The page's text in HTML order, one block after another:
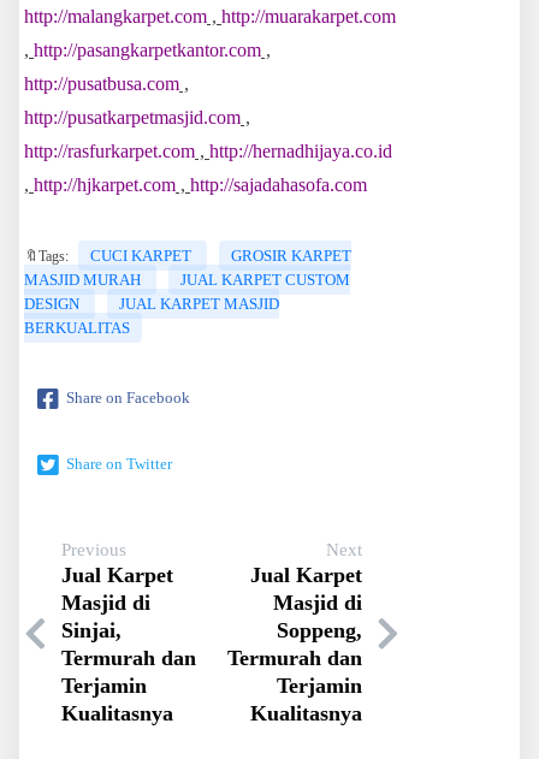
http://malangkarpet.com , http://muarakarpet.com
, http://pasangkarpetkantor.com ,
http://pusatbusa.com ,
http://pusatkarpetmasjid.com ,
http://rasfurkarpet.com , http://hernadhijaya.co.id
, http://hjkarpet.com , http://sajadahasofa.com
🔖Tags: CUCI KARPET
GROSIR KARPET
MASJID MURAH
JUAL KARPET CUSTOM
DESIGN
JUAL KARPET MASJID
BERKUALITAS
Share on Facebook
Share on Twitter
Previous
Jual Karpet
Masjid di
Sinjai,
Termurah dan
Terjamin
Kualitasnya
Next
Jual Karpet
Masjid di
Soppeng,
Termurah dan
Terjamin
Kualitasnya